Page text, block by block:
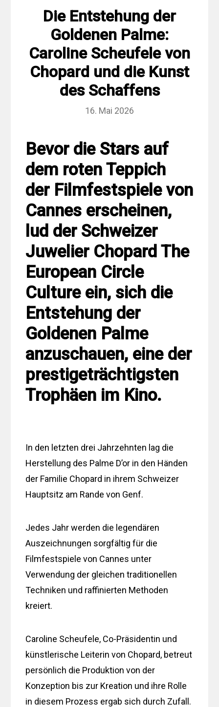
Die Entstehung der
Goldenen Palme:
Caroline Scheufele von
Chopard und die Kunst
des Schaffens
16. Mai 2026
Bevor die Stars auf
dem roten Teppich
der Filmfestspiele von
Cannes erscheinen,
lud der Schweizer
Juwelier Chopard The
European Circle
Culture ein, sich die
Entstehung der
Goldenen Palme
anzuschauen, eine der
prestigeträchtigsten
Trophäen im Kino.
In den letzten drei Jahrzehnten lag die
Herstellung des Palme D’or in den Händen
der Familie Chopard in ihrem Schweizer
Hauptsitz am Rande von Genf.
Jedes Jahr werden die legendären
Auszeichnungen sorgfältig für die
Filmfestspiele von Cannes unter
Verwendung der gleichen traditionellen
Techniken und raffinierten Methoden
kreiert.
Caroline Scheufele, Co-Präsidentin und
künstlerische Leiterin von Chopard, betreut
persönlich die Produktion von der
Konzeption bis zur Kreation und ihre Rolle
in diesem Prozess ergab sich durch Zufall.